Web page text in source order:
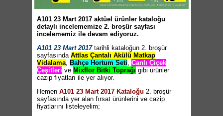
A101 23 Mart 2017 aktüel ürünler kataloğu
detaylı incelememize 2. broşür sayfası
incelememiz ile devam ediyoruz.
A101 23 Mart 2017tarihli kataloğun 2. broşür
sayfasında Attlas Çantalı Akülü Matkap
Vidalama, Bahçe Hortum Seti, Canlı Çiçek
Çeşitleri ve Mixflor Bitki Toprağı gibi ürünler
cazip fiyatları ile yer alıyor.
Hemen A101 23 Mart 2017 Kataloğu 2. broşür
sayfasında yer alan fırsat ürünlerini ve cazip
fiyatlarını listeleyelim;